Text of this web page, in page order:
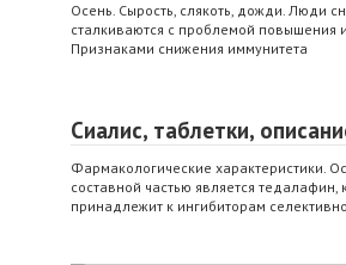
Осень. Сырость, слякоть, дожди. Люди
сталкиваются с проблемой повышения
Признаками снижения иммунитета
Сиалис, таблетки,
Фармакологические характеристики.
составной частью является тедалафин,
принадлежит к ингибиторам